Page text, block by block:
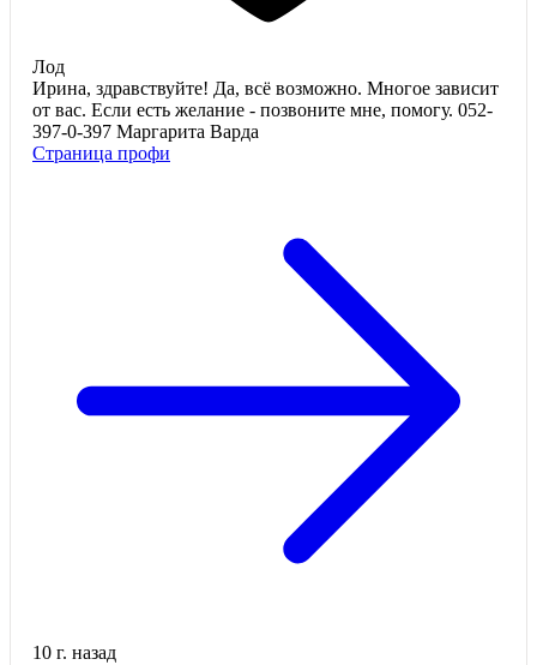
Лод
Ирина, здравствуйте! Да, всё возможно. Многое зависит
от вас. Если есть желание - позвоните мне, помогу. 052-
397-0-397 Маргарита Варда
Страница профи
10 г. назад